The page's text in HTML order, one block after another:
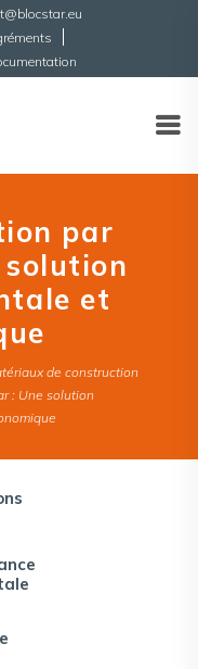
par
solution
et
de construction
: Une solution